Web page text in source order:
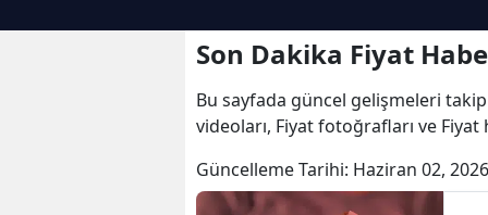
Son Dakika Fiyat
Bu sayfada güncel gelişmeleri
videoları, Fiyat fotoğrafları ve
Güncelleme Tarihi: Haziran 02,